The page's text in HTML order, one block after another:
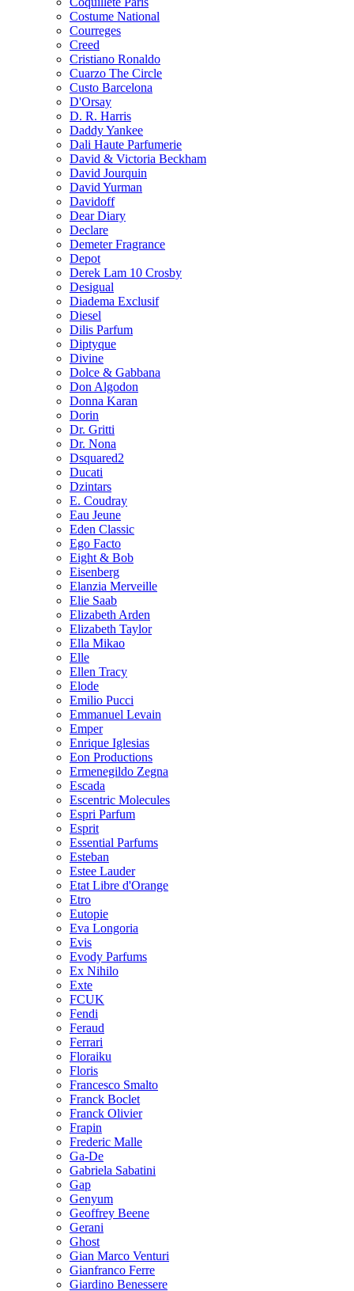
Costume National
Courreges
Creed
Cristiano Ronaldo
Cuarzo The Circle
Custo Barcelona
D'Orsay
D. R. Harris
Daddy Yankee
Dali Haute Parfumerie
David & Victoria Beckham
David Jourquin
David Yurman
Davidoff
Dear Diary
Declare
Demeter Fragrance
Depot
Derek Lam 10 Crosby
Desigual
Diadema Exclusif
Diesel
Dilis Parfum
Diptyque
Divine
Dolce & Gabbana
Don Algodon
Donna Karan
Dorin
Dr. Gritti
Dr. Nona
Dsquared2
Ducati
Dzintars
E. Coudray
Eau Jeune
Eden Classic
Ego Facto
Eight & Bob
Eisenberg
Elanzia Merveille
Elie Saab
Elizabeth Arden
Elizabeth Taylor
Ella Mikao
Elle
Ellen Tracy
Elode
Emilio Pucci
Emmanuel Levain
Emper
Enrique Iglesias
Eon Productions
Ermenegildo Zegna
Escada
Escentric Molecules
Espri Parfum
Esprit
Essential Parfums
Esteban
Estee Lauder
Etat Libre d'Orange
Etro
Eutopie
Eva Longoria
Evis
Evody Parfums
Ex Nihilo
Exte
FCUK
Fendi
Feraud
Ferrari
Floraiku
Floris
Francesco Smalto
Franck Boclet
Franck Olivier
Frapin
Frederic Malle
Ga-De
Gabriela Sabatini
Gap
Genyum
Geoffrey Beene
Gerani
Ghost
Gian Marco Venturi
Gianfranco Ferre
Giardino Benessere